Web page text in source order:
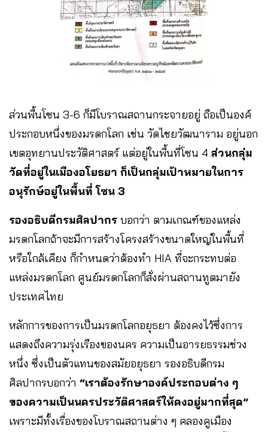
ส่วนพื้นโซน 3-6 ก็มีโบราณสถานกระจายอยู่ ถือเป็นองค์
ประกอบหนึ่งของมรดกโลก เช่น วัดไชยวัฒนาราม อยู่นอก
เขตอุทยานประวัติศาสตร์ แต่อยู่ในพื้นที่โซน 4 ส่วนกลุ่ม
วัดที่อยู่ในเมืองอโยธยา ก็เป็นกลุ่มเป้าหมายในการ
อนุรักษ์​อยู่ในพื้นที่ โซน 3
รองอธิบดีกรมศิลปากร บอกว่า ตามเกณฑ์ของแหล่ง
มรดกโลกถ้าจะมีการสร้างโครงสร้างขนาดใหญ่ในพื้นที่
หรือใกล้เคียง ก็กำหนดว่าต้องทำ HIA ที่จะกระทบต่อ
แหล่งมรดกโลก ศูนย์มรดกโลกก็สั่งผ่านสถานทูตมายัง
ประเทศไทย
หลักการของการเป็นมรดกโลกอยุธยา ต้องคงไว้ซึ่งการ
แสดงถึงความรุ่งเรืองของนคร ความเป็นอารยธรรมช่วง
หนึ่ง ซึ่งเป็นตัวแทนของสมัยอยุธยา รองอธิบดีกรม
ศิลปากรบอกว่า “เราต้องรักษาองค์ประกอบต่าง ๆ
ของความเป็นนครประวัติศาสตร์ให้คงอยู่มากที่สุด”
เพราะมีทั้งเรื่องของโบราณสถานต่าง ๆ คลองคูเมือง